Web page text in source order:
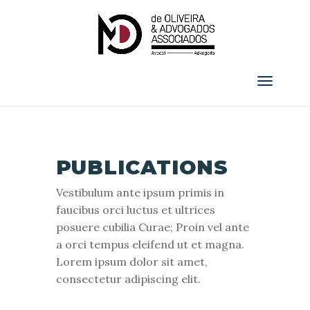
PUBLICATIONS
Vestibulum ante ipsum primis in
faucibus orci luctus et ultrices
posuere cubilia Curae; Proin vel ante
a orci tempus eleifend ut et magna.
Lorem ipsum dolor sit amet,
consectetur adipiscing elit.